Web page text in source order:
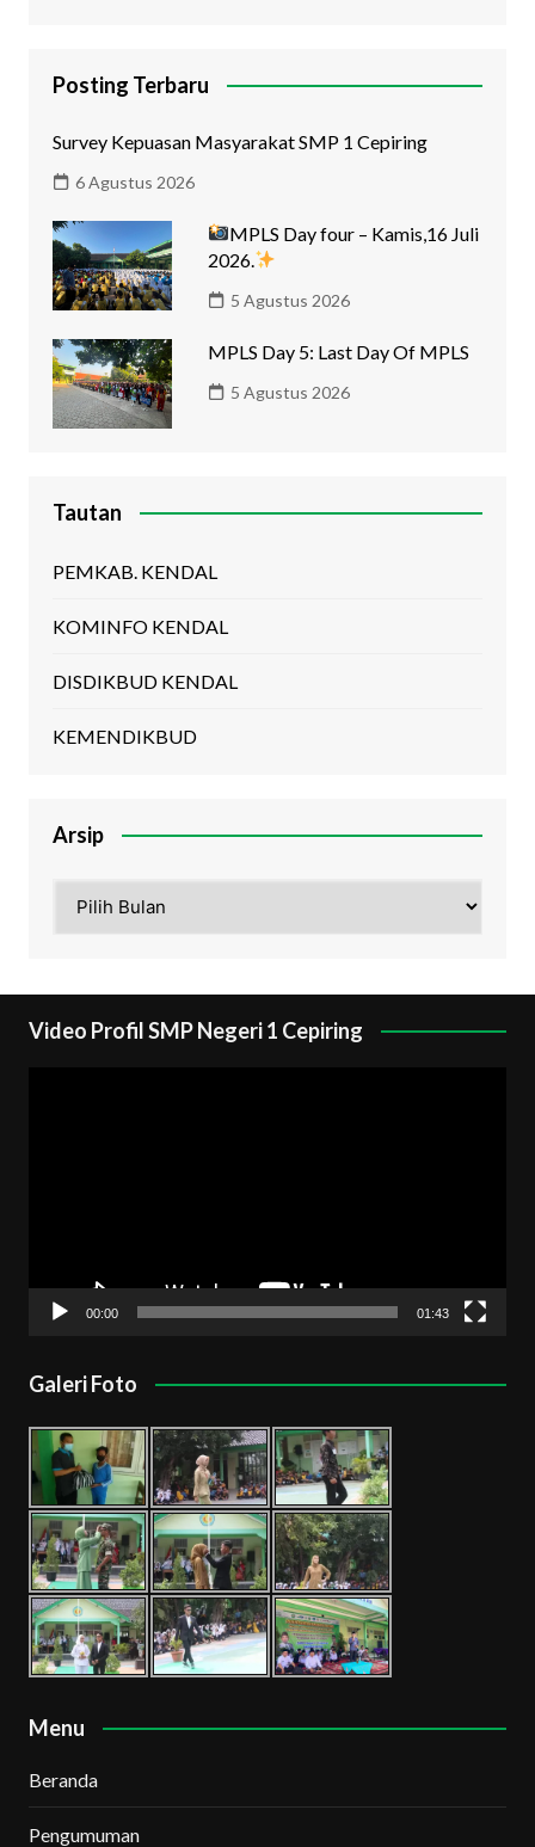
Posting Terbaru
Survey Kepuasan Masyarakat SMP 1 Cepiring
6 Agustus 2026
MPLS Day four – Kamis,16 Juli
2026.
5 Agustus 2026
MPLS Day 5: Last Day Of MPLS
5 Agustus 2026
Tautan
PEMKAB. KENDAL
KOMINFO KENDAL
DISDIKBUD KENDAL
KEMENDIKBUD
Arsip
Video Profil SMP Negeri 1 Cepiring
00:00 01:43
Galeri Foto
Menu
Beranda
Pengumuman